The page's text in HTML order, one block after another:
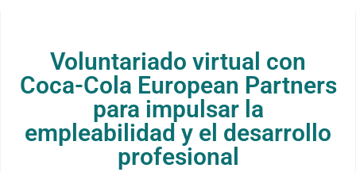
Voluntariado virtual con
Coca-Cola European Partners
para impulsar la
empleabilidad y el desarrollo
profesional